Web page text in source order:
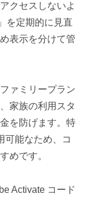
クセスしないよ
を定期的に見直
表示を分けて管
ァミリープラン
家族の利用スタ
を防げます。特
可能なため、コ
めです。
Activate コード